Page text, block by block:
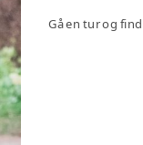
Gå en tur og